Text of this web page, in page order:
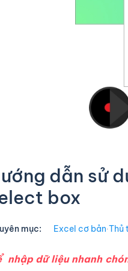
dẫn sử
box
mục: Excel cơ bản∙Thủ
nhập dữ liệu nhanh